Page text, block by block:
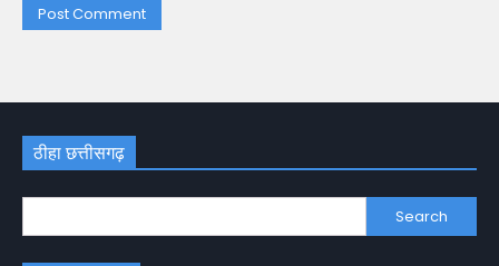
ठीहा छत्तीसगढ़
Search